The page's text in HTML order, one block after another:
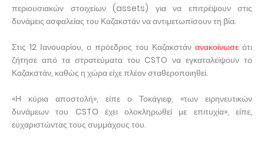
περιουσιακών στοιχείων (assets) για να επιτρέψουν στις
δυνάμεις ασφαλείας του Καζακστάν να αντιμετωπίσουν τη βία.
Στις 12 Ιανουαρίου, ο πρόεδρος του Καζακστάν ανακοίνωσε ότι
ζήτησε από τα στρατεύματα του CSTO να εγκαταλείψουν το
Καζακστάν, καθώς η χώρα είχε πλέον σταθεροποιηθεί.
«Η κύρια αποστολή», είπε ο Τοκάγιεφ, «των ειρηνευτικών
δυνάμεων του CSTO έχει ολοκληρωθεί με επιτυχία», είπε,
ευχαριστώντας τους συμμάχους του.